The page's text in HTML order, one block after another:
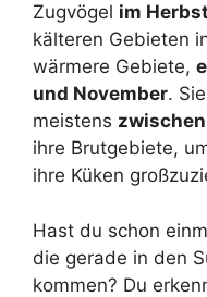
Zugvögel im Herbst
kälteren Gebieten
wärmere Gebiete,
und November.
meistens
ihre Brutgebiete,
ihre Küken
Hast du schon
die gerade in den
kommen? Du